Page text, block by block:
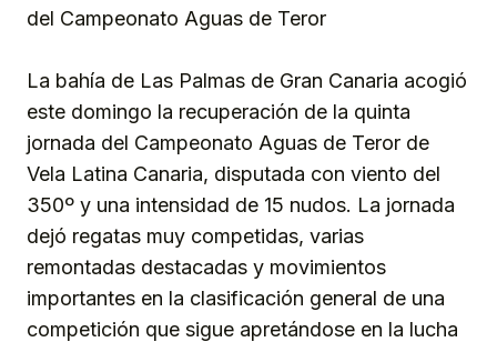
del Campeonato Aguas de Teror
La bahía de Las Palmas de Gran Canaria acogió
este domingo la recuperación de la quinta
jornada del Campeonato Aguas de Teror de
Vela Latina Canaria, disputada con viento del
350º y una intensidad de 15 nudos. La jornada
dejó regatas muy competidas, varias
remontadas destacadas y movimientos
importantes en la clasificación general de una
competición que sigue apretándose en la lucha